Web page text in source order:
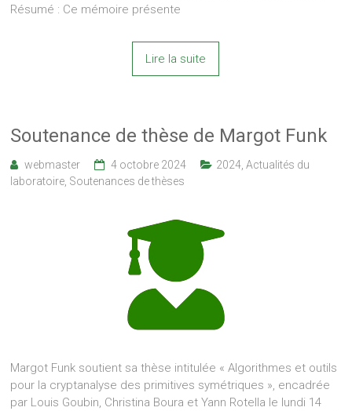
Résumé : Ce mémoire présente
Lire la suite
Soutenance de thèse de Margot Funk
webmaster 4 octobre 2024 2024 ,Actualités du
laboratoire Soutenances de thèses
Margot Funk soutient sa thèse intitulée « Algorithmes et outils
pour la cryptanalyse des primitives symétriques », encadrée
par Louis Goubin, Christina Boura et Yann Rotella le lundi 14